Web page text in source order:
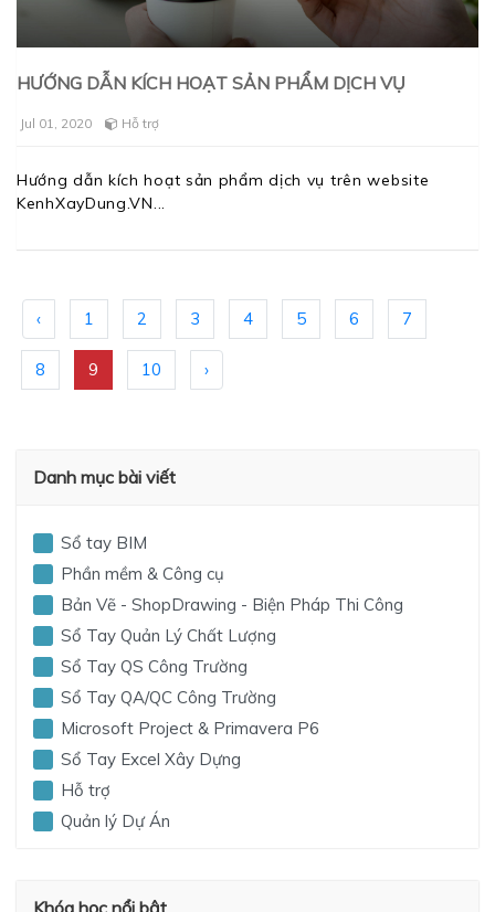
HƯỚNG DẪN KÍCH HOẠT SẢN PHẨM DỊCH VỤ
Jul 01, 2020 Hỗ trợ
Hướng dẫn kích hoạt sản phẩm dịch vụ trên website
KenhXayDung.VN
‹ 1 2 3 4 5 6 7
8 9 10 ›
Danh mục bài viết
Sổ tay BIM
Phần mềm & Công cụ
Bản Vẽ - ShopDrawing - Biện Pháp Thi Công
Sổ Tay Quản Lý Chất Lượng
Sổ Tay QS Công Trường
Sổ Tay QA/QC Công Trường
Microsoft Project & Primavera P6
Sổ Tay Excel Xây Dựng
Hỗ trợ
Quản lý Dự Án
Khóa học nổi bật